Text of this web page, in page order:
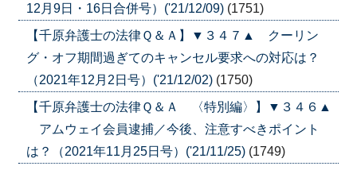
12月9日・16日合併号）('21/12/09) (1751)
【千原弁護士の法律Ｑ＆Ａ】▼３４７▲ クーリン
グ・オフ期間過ぎてのキャンセル要求への対応は？
（2021年12月2日号）('21/12/02) (1750)
【千原弁護士の法律Ｑ＆Ａ 〈特別編〉】▼３４６▲
アムウェイ会員逮捕／今後、注意すべきポイント
は？（2021年11月25日号）('21/11/25) (1749)